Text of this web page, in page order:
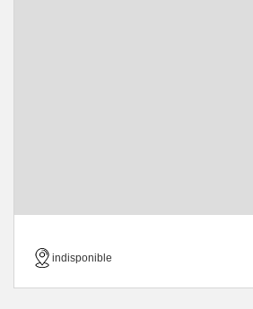
indisponible